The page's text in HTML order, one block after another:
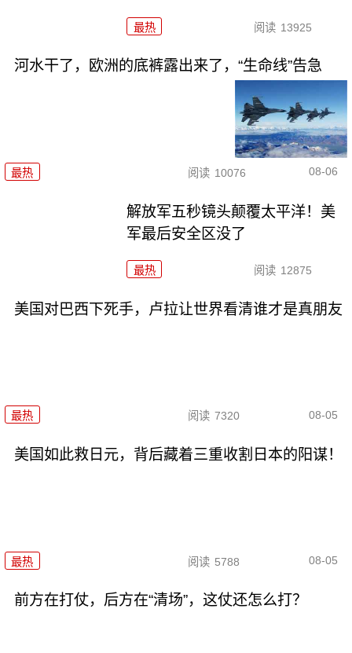
最热 阅读 13925
河水干了，欧洲的底裤露出来了，“生命线”告急
最热 阅读 10076 08-06
解放军五秒镜头颠覆太平洋！美
军最后安全区没了
最热 阅读 12875
美国对巴西下死手，卢拉让世界看清谁才是真朋友
最热 阅读 7320 08-05
美国如此救日元，背后藏着三重收割日本的阳谋！
最热 阅读 5788 08-05
前方在打仗，后方在“清场”，这仗还怎么打？